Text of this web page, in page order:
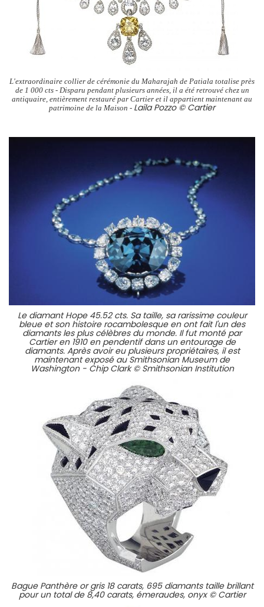
L'extraordinaire collier de cérémonie du Maharajah de Patiala totalise près
de 1 000 cts - Disparu pendant plusieurs années, il a été retrouvé chez un
antiquaire, entièrement restauré par Cartier et il appartient maintenant au
patrimoine de la Maison - Laila Pozzo © Cartier
Le diamant Hope 45.52 cts. Sa taille, sa rarissime couleur
bleue et son histoire rocambolesque en ont fait l'un des
diamants les plus célèbres du monde. Il fut monté par
Cartier en 1910 en pendentif dans un entourage de
diamants. Après avoir eu plusieurs propriétaires, il est
maintenant exposé au Smithsonian Museum de
Washington - Chip Clark © Smithsonian Institution
Bague Panthère or gris 18 carats, 695 diamants taille brillant
pour un total de 8,40 carats, émeraudes, onyx © Cartier